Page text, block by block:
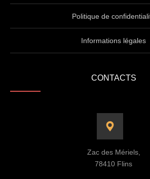
Politique de
Informations légales
CONTACTS
Zac des Mériels,
78410 Flins